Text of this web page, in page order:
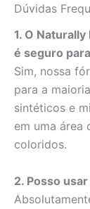
Dúvidas
1. O
é seguro
Sim, nossa
para a
sintéticos e
em uma área
coloridos.
2. Posso